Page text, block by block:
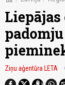
Ziņu aģentūra LETA